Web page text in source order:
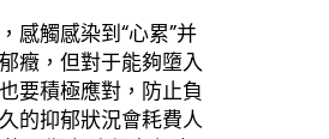
感觸感染到“心累”并
癥，但對于能夠墮入
要積極應對，防止負
的抑郁狀況會耗費人